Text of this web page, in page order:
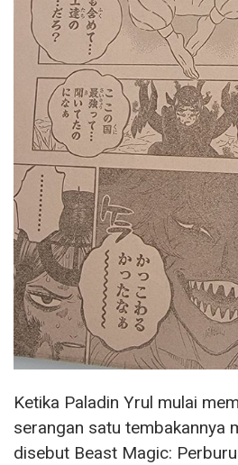
Ketika Paladin Yrul mulai
serangan satu tembakannya
disebut Beast Magic: